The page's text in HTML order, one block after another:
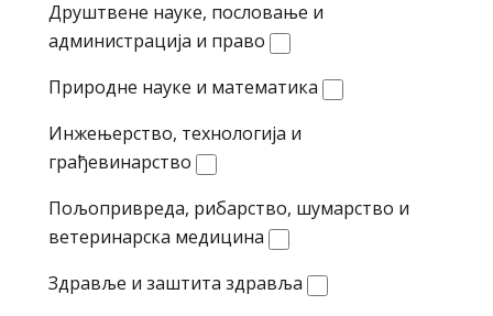
Друштвене науке, пословање и
администрација и право
Природне науке и математика
Инжењерство, технологија и
грађевинарство
Пољопривреда, рибарство, шумарство и
ветеринарска медицина
Здравље и заштита здравља